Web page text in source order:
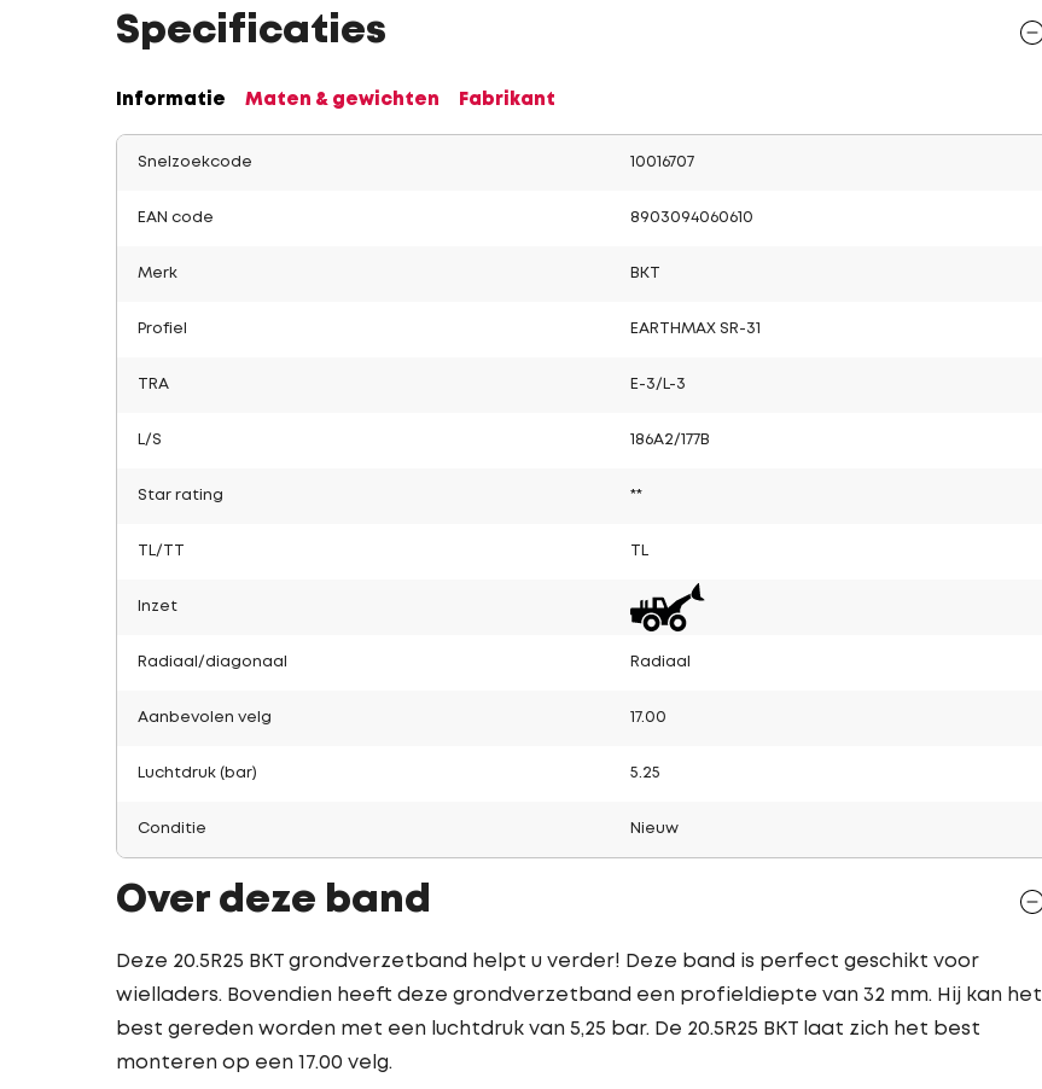
Specificaties
Informatie Maten & gewichten Fabrikant
Snelzoekcode 10016707
EAN code 8903094060610
Merk BKT
Profiel EARTHMAX SR-31
TRA E-3/L-3
L/S 186A2/177B
Star rating **
TL/TT
Inzet
Radiaal/diagonaal Radiaal
Aanbevolen velg 17.00
Luchtdruk (bar) 5.25
Conditie Nieuw
Over deze band
Deze 20.5R25 BKT grondverzetband helpt u verder! Deze band is perfect geschikt voor
wielladers. Bovendien heeft deze grondverzetband een profieldiepte van 32 mm. Hij kan het
best gereden worden met een luchtdruk van 5,25 bar. De 20.5R25 BKT laat zich het best
monteren op een 17.00 velg.